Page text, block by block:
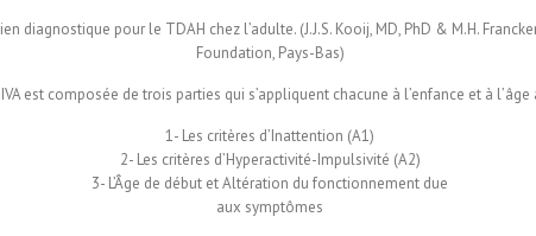
diagnostique pour le TDAH chez l’adulte. (J.J.S. Kooij, MD, PhD & M.H.
Foundation, Pays-Bas)
est composée de trois parties qui s’appliquent chacune à l’enfance et à l’âge
1- Les critères d’Inattention (A1)
2- Les critères d’Hyperactivité-Impulsivité (A2)
3- L’Âge de début et Altération du fonctionnement due
aux symptômes